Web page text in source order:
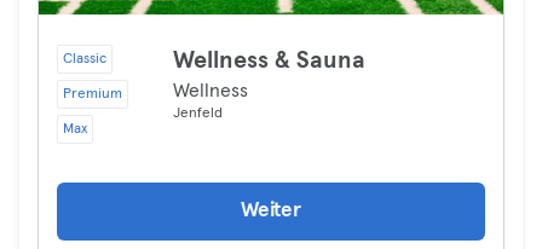
Classic
Premium
Max
Wellness & Sauna
Wellness
Jenfeld
Weiter